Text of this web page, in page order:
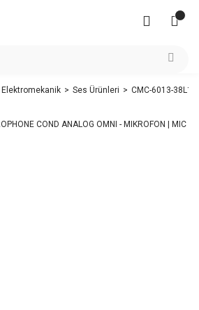
Elektromekanik Ses Ürünleri CMC-6013-